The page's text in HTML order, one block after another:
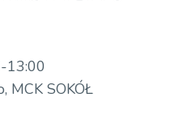
13:00
MCK SOKÓŁ